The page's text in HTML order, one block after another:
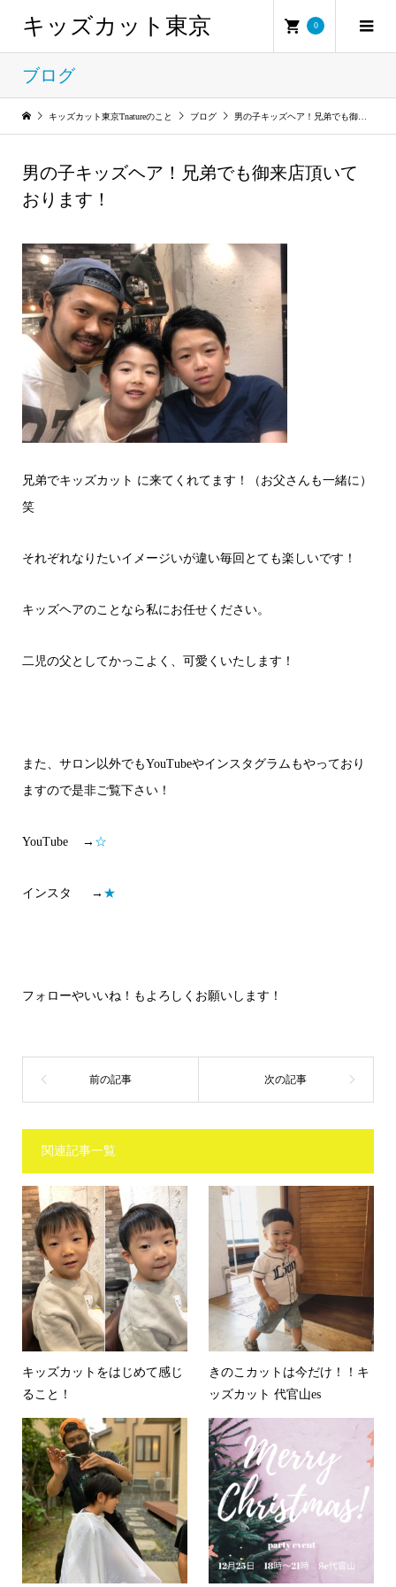
キッズカット東京 0
ブログ
キッズカット東京Tnatureのこと ブログ 男の子キッズヘア！兄弟でも御来店頂いております！
男の子キッズヘア！兄弟でも御来店頂いて
おります！
兄弟でキッズカット に来てくれてます！（お父さんも一緒に）
笑
それぞれなりたいイメージいが違い毎回とても楽しいです！
キッズヘアのことなら私にお任せください。
二児の父としてかっこよく、可愛くいたします！
また、サロン以外でもYouTubeやインスタグラムもやっており
ますので是非ご覧下さい！
YouTube → ☆
インスタ → ★
フォローやいいね！もよろしくお願いします！
関連記事一覧
キッズカットをはじめて感じ
ること！
きのこカットは今だけ！！キ
ッズカット 代官山es